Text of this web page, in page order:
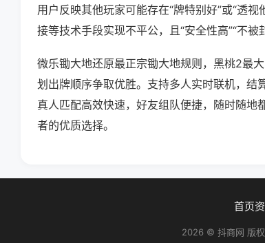
用户反映其他玩家可能存在“牌特别好”或“透
接等技术手段实现不平公，且“安全性高”“不被
微乐锄大地还原最正宗锄大地规则，黑桃2最
划出牌顺序争取优胜。支持多人实时联机，结
真人匹配高效快速，好友组队便捷，随时随
者的优质选择。
首页
2026 © 抖商网 版